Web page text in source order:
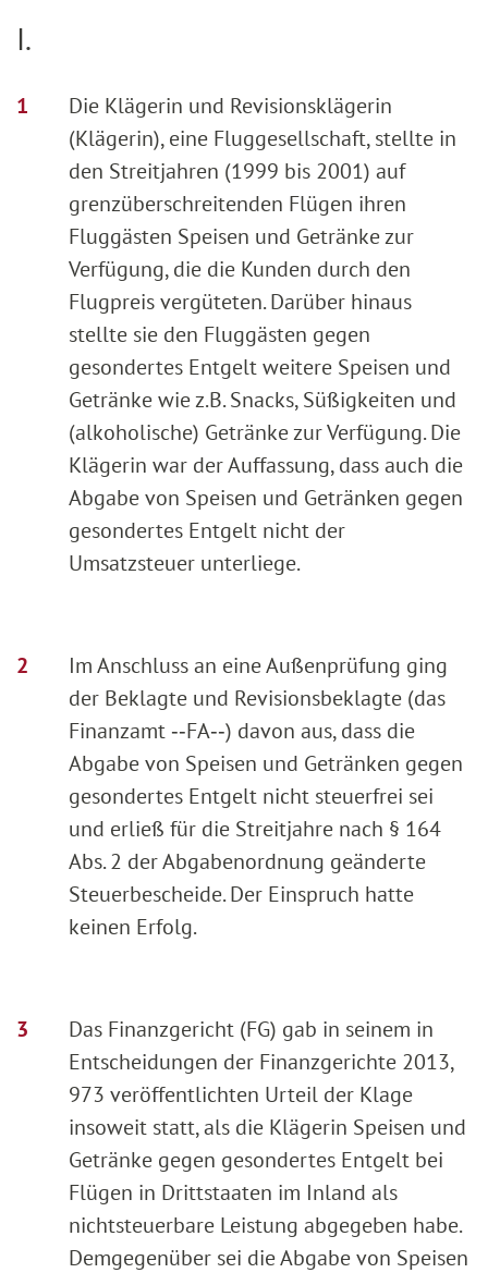
I.
Die Klägerin und Revisionsklägerin
(Klägerin), eine Fluggesellschaft, stellte in
den Streitjahren (1999 bis 2001) auf
grenzüberschreitenden Flügen ihren
Fluggästen Speisen und Getränke zur
Verfügung, die die Kunden durch den
Flugpreis vergüteten. Darüber hinaus
stellte sie den Fluggästen gegen
gesondertes Entgelt weitere Speisen und
Getränke wie z.B. Snacks, Süßigkeiten und
(alkoholische) Getränke zur Verfügung. Die
Klägerin war der Auffassung, dass auch die
Abgabe von Speisen und Getränken gegen
gesondertes Entgelt nicht der
Umsatzsteuer unterliege.
Im Anschluss an eine Außenprüfung ging
der Beklagte und Revisionsbeklagte (das
Finanzamt ‑‑FA‑‑) davon aus, dass die
Abgabe von Speisen und Getränken gegen
gesondertes Entgelt nicht steuerfrei sei
und erließ für die Streitjahre nach § 164
Abs. 2 der Abgabenordnung geänderte
Steuerbescheide. Der Einspruch hatte
keinen Erfolg.
Das Finanzgericht (FG) gab in seinem in
Entscheidungen der Finanzgerichte 2013,
973 veröffentlichten Urteil der Klage
insoweit statt, als die Klägerin Speisen und
Getränke gegen gesondertes Entgelt bei
Flügen in Drittstaaten im Inland als
nichtsteuerbare Leistung abgegeben habe.
Demgegenüber sei die Abgabe von Speisen